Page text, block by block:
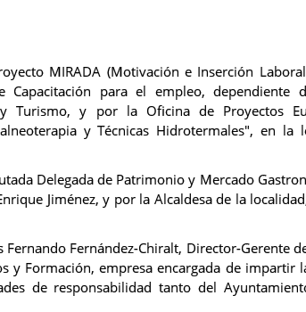
MIRADA (Motivación e Inserción
Capacitación para el empleo, dependiente
Turismo, y por la Oficina de Proyectos
y Técnicas Hidrotermales", en la
Delegada de Patrimonio y Mercado
Jiménez, y por la Alcaldesa de la
Fernández-Chiralt, Director-Gerente
y Formación, empresa encargada de impartir
de responsabilidad tanto del